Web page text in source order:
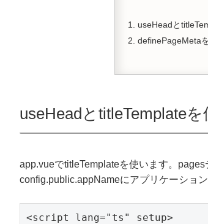
useHeadと
definePageMeta
useHeadとtitleTemplateを
app.vueでtitleTemplateを使います。
config.public.appNameにアプリケーショ
<script lang="ts" setup>